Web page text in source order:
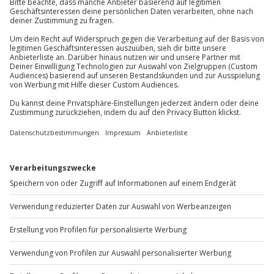
Ausrüstung & Kleidung
Mitzubringen: sportliches Schuhwerk
Wird gestellt: Helm mit Sprechfunk
Teilnehmer
Gutschein gültig für 1 Person
Gruppengröße: 10-20 Personen
Zuschauer möglich (kostenlos)
Mühldorfstraße 8
81671 München
Du erreichst uns telefonisch zu folgenden Zeiten,
außer an bundesweiten Feiertagen:
Mo-Fr: 8-20 Uhr | Sa: 10-16 Uhr
Du möchtest als Firma bestellen?
Sichere Dir attraktive Firmenkunden Vorteile.
+49 89 / 60 60 89 700
Mo-Fr: 9-17 Uhr
b2b@jochen-schweizer.de
www.b2b.jochen-schweizer.de/